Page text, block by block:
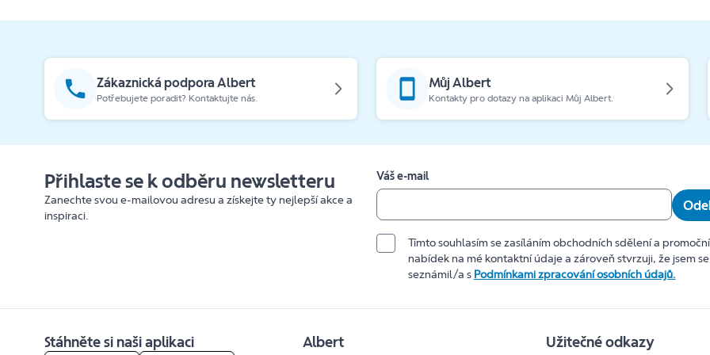
Zákaznická podpora Albert
Potřebujete poradit? Kontaktujte nás.
Můj Albert
Kontakty pro dotazy na aplikaci Můj Albert.
Přihlaste se k odběru newsletteru
Zanechte svou e-mailovou adresu a získejte ty nejlepší akce a
inspiraci.
Váš e-mail
Tímto souhlasím se zasíláním obchodních sdělení a
nabídek na mé kontaktní údaje a zároveň stvrzuji, že jsem se
seznámil/a s Podmínkami zpracování osobních údajů.
Stáhněte si naši aplikaci Albert Užitečné odkazy